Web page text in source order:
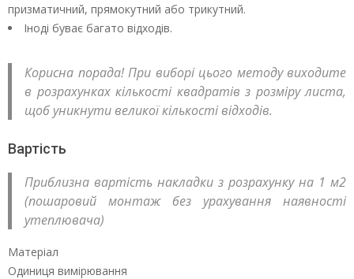
призматичний, прямокутний або трикутний.
Іноді буває багато відходів.
Корисна порада! При виборі цього методу виходите
в розрахунках кількості квадратів з розміру листа,
щоб уникнути великої кількості відходів.
Вартість
Приблизна вартість накладки з розрахунку на 1 м2
(пошаровий монтаж без урахування наявності
утеплювача)
Матеріал
Одиниця вимірювання